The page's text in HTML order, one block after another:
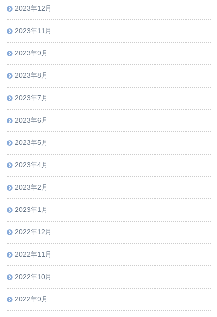
2023年12月
2023年11月
2023年9月
2023年8月
2023年7月
2023年6月
2023年5月
2023年4月
2023年2月
2023年1月
2022年12月
2022年11月
2022年10月
2022年9月